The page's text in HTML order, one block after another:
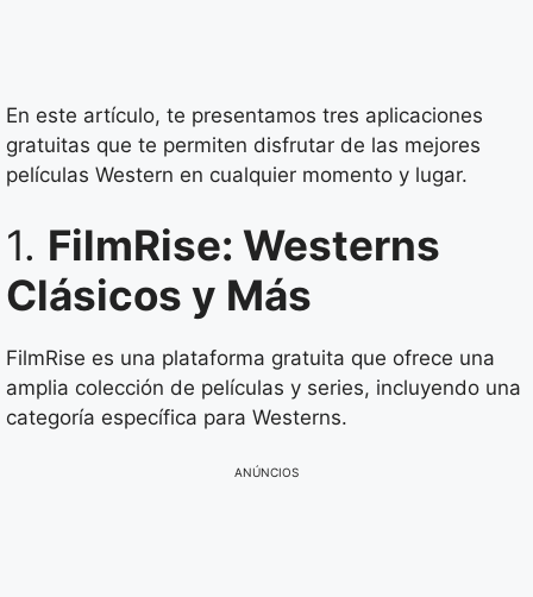
En este artículo, te presentamos tres aplicaciones
gratuitas que te permiten disfrutar de las mejores
películas Western en cualquier momento y lugar.
1. FilmRise: Westerns
Clásicos y Más
FilmRise es una plataforma gratuita que ofrece una
amplia colección de películas y series, incluyendo una
categoría específica para Westerns.
ANÚNCIOS